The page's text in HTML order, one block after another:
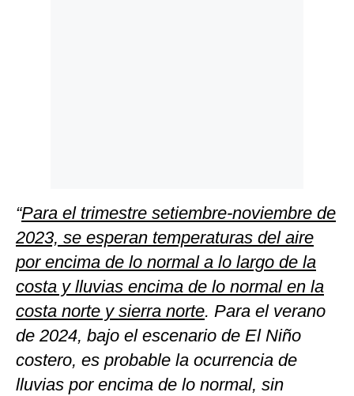
“Para el trimestre setiembre-noviembre de
2023, se esperan temperaturas del aire
por encima de lo normal a lo largo de la
costa y lluvias encima de lo normal en la
costa norte y sierra norte. Para el verano
de 2024, bajo el escenario de El Niño
costero, es probable la ocurrencia de
lluvias por encima de lo normal, sin